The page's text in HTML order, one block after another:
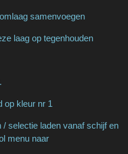
samenvoegen
laag op tegenhouden
op kleur nr 1
selectie laden vanaf schijf en
menu naar